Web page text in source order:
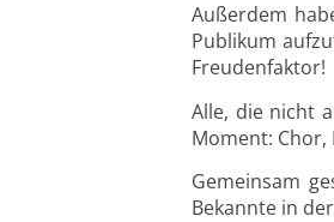
Außerdem
Publikum
Freudenfaktor!
Alle, die nicht
Moment: Chor,
Gemeinsam
Bekannte in